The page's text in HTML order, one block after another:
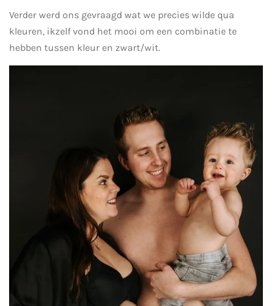
Verder werd ons gevraagd wat we precies wilde qua
kleuren, ikzelf vond het mooi om een combinatie te
hebben tussen kleur en zwart/wit.